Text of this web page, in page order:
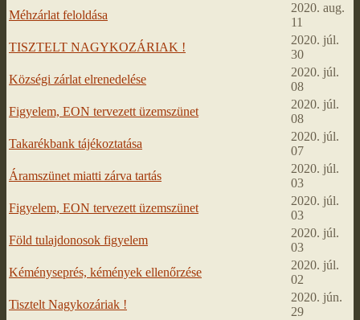
Méhzárlat feloldása
2020. aug.
11
TISZTELT NAGYKOZÁRIAK !
2020. júl.
30
Községi zárlat elrenedelése
2020. júl.
08
Figyelem, EON tervezett üzemszünet
2020. júl.
08
Takarékbank tájékoztatása
2020. júl.
07
Áramszünet miatti zárva tartás
2020. júl.
03
Figyelem, EON tervezett üzemszünet
2020. júl.
03
Föld tulajdonosok figyelem
2020. júl.
03
Kéményseprés, kémények ellenőrzése
2020. júl.
02
Tisztelt Nagykozáriak !
2020. jún.
29